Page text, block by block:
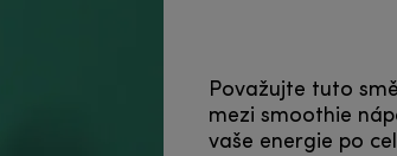
Považujte tuto
mezi smoothie
vaše energie po